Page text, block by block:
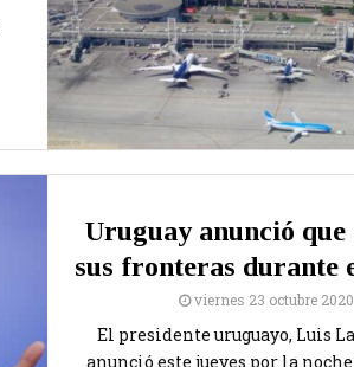
Uruguay anunció
sus fronteras durante
viernes 23 octubre 2020
El presidente uruguayo, Luis
anunció este jueves por la